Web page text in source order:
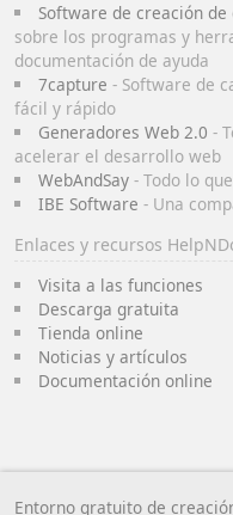
Software de creación
sobre los programas y
documentación de ayuda
7capture - Software de
fácil y rápido
Generadores Web 2.0 -
acelerar el desarrollo web
WebAndSay- Todo lo
IBE Software - Una
Enlaces y recursos
Visita a las funciones
Descarga gratuita
Tienda online
Noticias y artículos
Documentación online
Entorno gratuito de